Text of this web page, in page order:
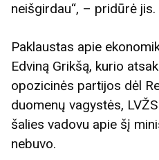
neišgirdau“, – pridūrė jis.
Paklaustas apie
Edviną Grikšą, kurio
opozicinės partijos dėl
duomenų vagystės,
šalies vadovu apie šį
nebuvo.